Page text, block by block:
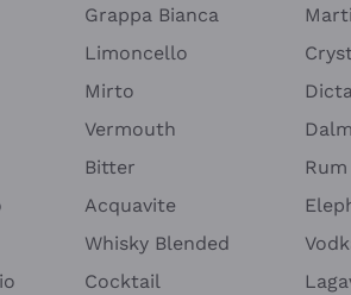
Grappa Bianca
Limoncello
Mirto
Vermouth
Bitter
Acquavite
Whisky Blended
Cocktail